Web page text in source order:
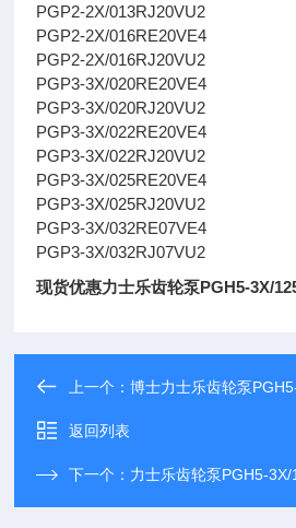
PGP2-2X/013RJ20VU2
PGP2-2X/016RE20VE4
PGP2-2X/016RJ20VU2
PGP3-3X/020RE20VE4
PGP3-3X/020RJ20VU2
PGP3-3X/022RE20VE4
PGP3-3X/022RJ20VU2
PGP3-3X/025RE20VE4
PGP3-3X/025RJ20VU2
PGP3-3X/032RE07VE4
PGP3-3X/032RJ07VU2
现货优惠力士乐齿轮泵PGH5-3X/
上一个：博士力士乐齿轮泵
返回列表
下一个： 力士乐齿轮泵PGH5-